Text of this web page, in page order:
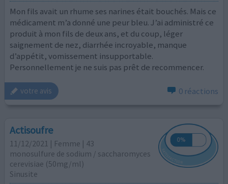
Mon fils avait un rhume ses narines était bouchés. Mais ce
médicament m’a donné une peur bleu. J’ai administré ce
produit à mon fils de deux ans, et du coup, léger
saignement de nez, diarrhée incroyable, manque
d’appétit, vomissement insupportable.
Personnellement je ne suis pas prêt de recommencer.
votre avis 0 réactions
Actisoufre
11/12/2021 | Femme | 43
monosulfure de sodium / saccharomyces
cerevisiae (50mg/ml)
Sinusite